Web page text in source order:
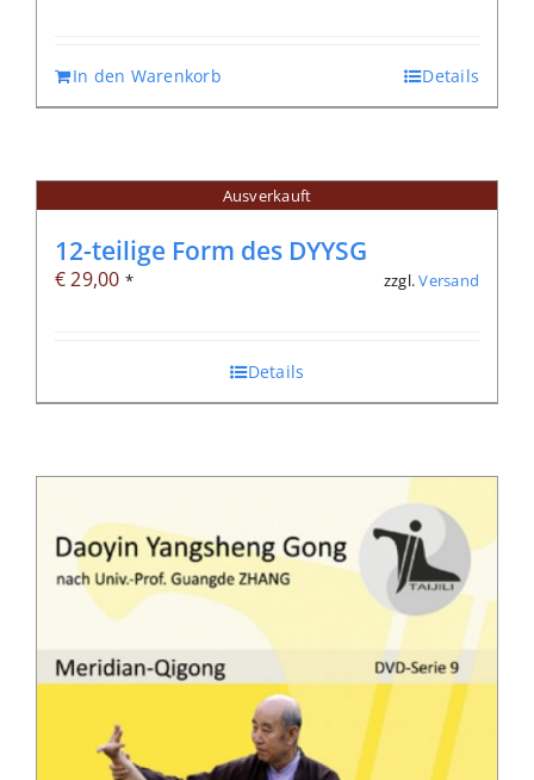
In den Warenkorb Details
Ausverkauft
12-teilige Form des DYYSG
€29,00 * zzgl.Versand
Details